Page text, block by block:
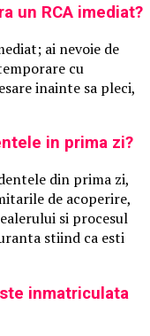
un RCA imediat?
ai nevoie de
cu
inainte sa pleci,
in prima zi?
din prima zi,
de acoperire,
si procesul
stiind ca esti
inmatriculata